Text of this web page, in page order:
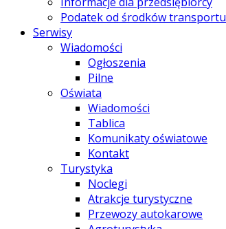
Podatek od środków transportu
Serwisy
Wiadomości
Ogłoszenia
Pilne
Oświata
Wiadomości
Tablica
Komunikaty oświatowe
Kontakt
Turystyka
Noclegi
Atrakcje turystyczne
Przewozy autokarowe